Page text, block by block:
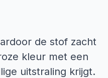
de stof zacht
kleur met een
uitstraling krijgt.